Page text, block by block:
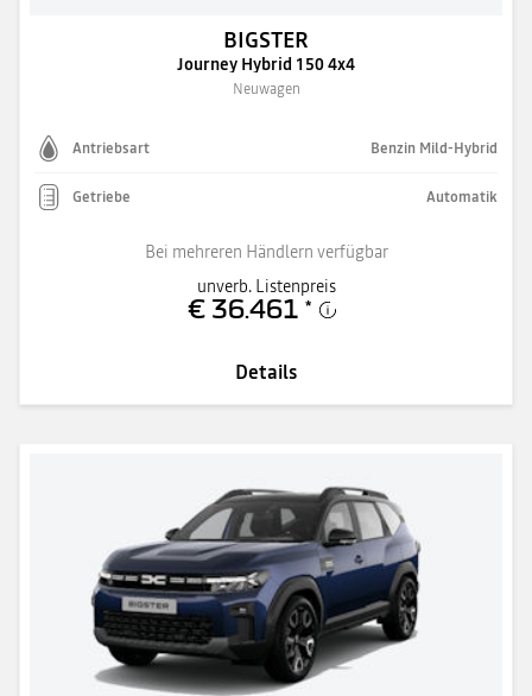
BIGSTER
Journey Hybrid 150 4x4
Neuwagen
Antriebsart Benzin Mild-Hybrid
Getriebe Automatik
Bei mehreren Händlern verfügbar
unverb. Listenpreis
€ 36.461 *
Details